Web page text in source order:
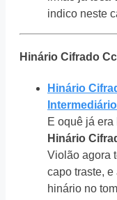
indico neste
Hinário Cifrado
Hinário
E oquê já
Hinário
Violão agora
capo traste, e
hinário no